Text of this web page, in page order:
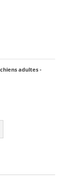
adultes -